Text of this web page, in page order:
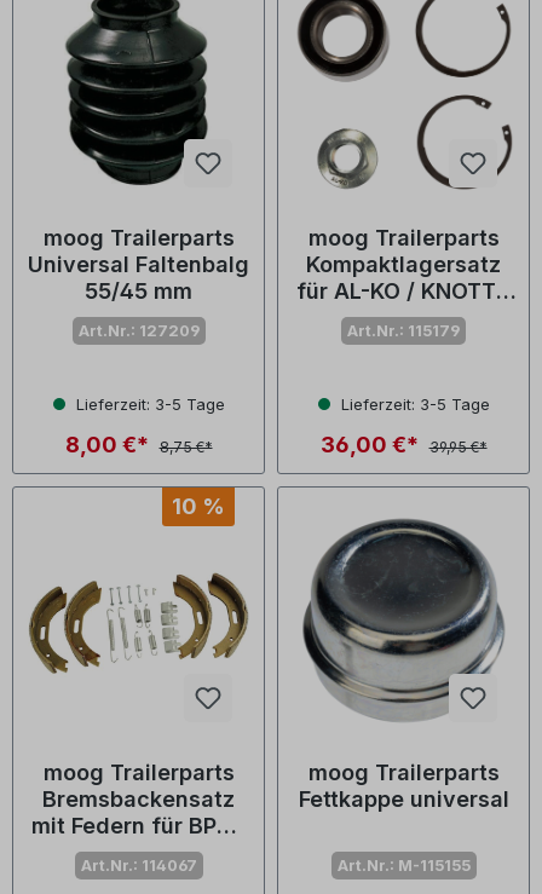
moog Trailerparts
Universal Faltenbalg
55/45 mm
Art.Nr.: 127209
Lieferzeit: 3-5 Tage
8,00 €* 8,75 €*
moog Trailerparts
Kompaktlagersatz
für AL-KO / KNOTT /
BPW, 39 mm
Art.Nr.: 115179
Lieferzeit: 3-5 Tage
36,00 €* 39,95 €*
10 %
moog Trailerparts
Bremsbackensatz
mit Federn für BPW-
Bremse 2005-7
RASK
Art.Nr.: 114067
moog Trailerparts
Fettkappe universal
Art.Nr.: M-115155